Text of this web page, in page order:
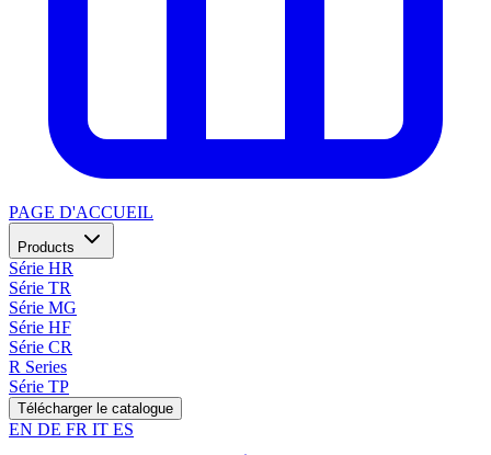
PAGE D'ACCUEIL
Products
Série HR
Série TR
Série MG
Série HF
Série CR
R Series
Série TP
Télécharger le catalogue
EN DE FR IT ES